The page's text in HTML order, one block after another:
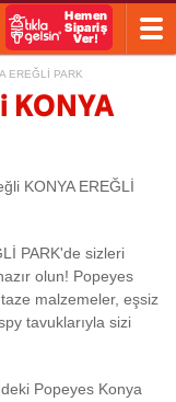
EREĞLİ PARK
KONYA
KONYA EREĞLİ
PARK'de sizleri
olun! Popeyes
malzemeler, eşsiz
tavuklarıyla sizi
Popeyes Konya